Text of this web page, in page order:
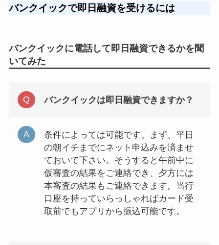
バンクイックで即日融資を受けるには
バンクイックに電話して即日融資できるかを聞
いてみた
バンクイックは即日融資できますか？
条件によっては可能です。まず、平日
の朝イチまでにネット申込みを済ませ
ておいて下さい。そうすると午前中に
仮審査の結果をご連絡でき、夕方には
本審査の結果もご連絡できます。当行
口座を持っていらっしゃればカード受
取前でもアプリから振込可能です。